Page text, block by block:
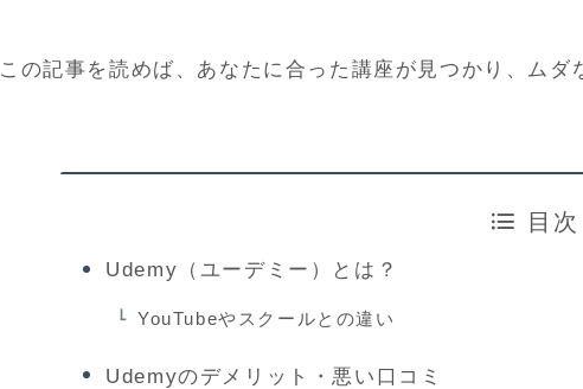
この記事を読めば、あなたに合った講座が見つかり、ムダ
目次
Udemy（ユーデミー）とは？
YouTubeやスクールとの違い
Udemyのデメリット・悪い口コミ